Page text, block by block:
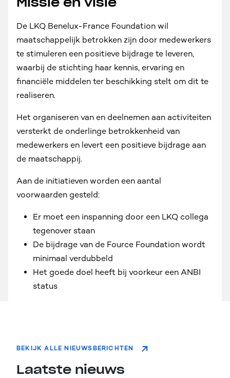
De LKQ Benelux-France Foundation wil
maatschappelijk betrokken zijn door medewerkers
te stimuleren een positieve bijdrage te leveren,
waarbij de stichting haar kennis, ervaring en
financiële middelen ter beschikking stelt om dit te
realiseren.
Het organiseren van en deelnemen aan activiteiten
versterkt de onderlinge betrokkenheid van
medewerkers en levert een positieve bijdrage aan
de maatschappij.
Aan de initiatieven worden een aantal
voorwaarden gesteld:
Er moet een inspanning door een LKQ collega
tegenover staan
De bijdrage van de Fource Foundation wordt
minimaal verdubbeld
Het goede doel heeft bij voorkeur een ANBI
status
Laatste nieuws
BEKIJK ALLE NIEUWSBERICHTEN